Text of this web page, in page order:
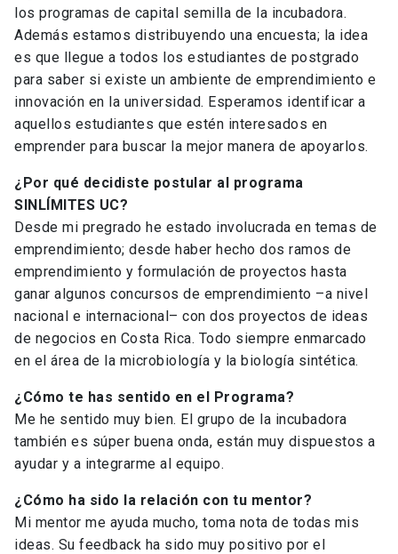
los programas de capital semilla de la incubadora.
Además estamos distribuyendo una encuesta; la idea
es que llegue a todos los estudiantes de postgrado
para saber si existe un ambiente de emprendimiento e
innovación en la universidad. Esperamos identificar a
aquellos estudiantes que estén interesados en
emprender para buscar la mejor manera de apoyarlos.
¿Por qué decidiste postular al programa
SINLÍMITES UC?
Desde mi pregrado he estado involucrada en temas de
emprendimiento; desde haber hecho dos ramos de
emprendimiento y formulación de proyectos hasta
ganar algunos concursos de emprendimiento –a nivel
nacional e internacional– con dos proyectos de ideas
de negocios en Costa Rica. Todo siempre enmarcado
en el área de la microbiología y la biología sintética.
¿Cómo te has sentido en el Programa?
Me he sentido muy bien. El grupo de la incubadora
también es súper buena onda, están muy dispuestos a
ayudar y a integrarme al equipo.
¿Cómo ha sido la relación con tu mentor?
Mi mentor me ayuda mucho, toma nota de todas mis
ideas. Su feedback ha sido muy positivo por el